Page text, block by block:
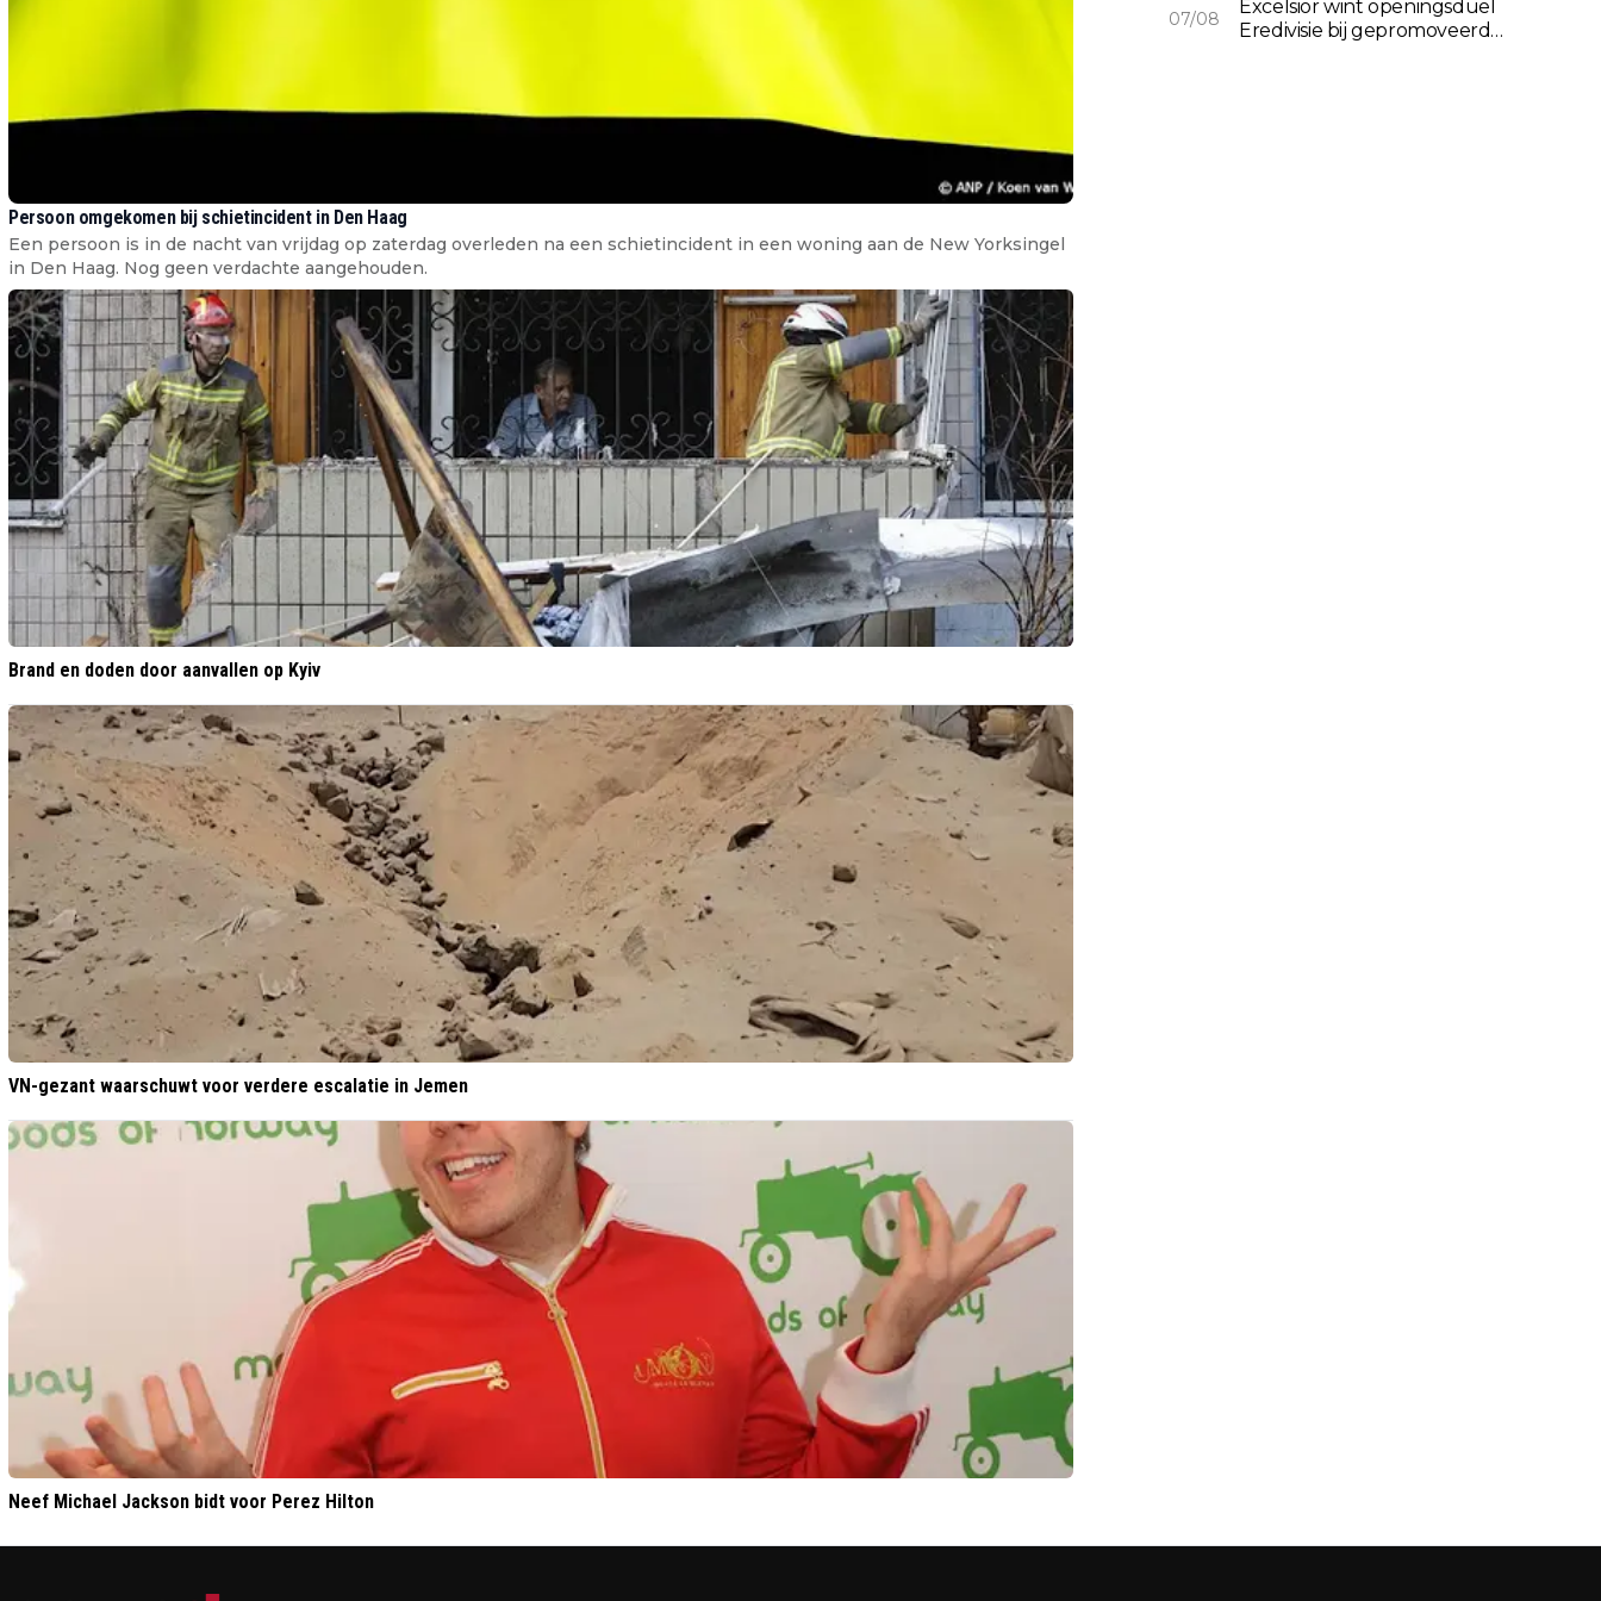
Persoon omgekomen bij schietincident in Den Haag
Een persoon is in de nacht van vrijdag op zaterdag overleden na een schietincident in een woning aan de New Yorksingel
in Den Haag. Nog geen verdachte aangehouden.
Brand en doden door aanvallen op Kyiv
VN-gezant waarschuwt voor verdere escalatie in Jemen
Neef Michael Jackson bidt voor Perez Hilton
07/08
Excelsior wint openingsduel
Eredivisie bij gepromoveerd